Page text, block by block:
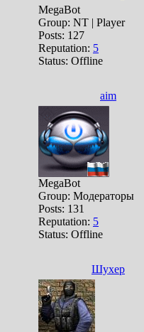
MegaBot
Group: NT | Player
Posts: 127
Reputation: 5
Status: Offline
aim
MegaBot
Group: Модераторы
Posts: 131
Reputation: 5
Status: Offline
Шухер